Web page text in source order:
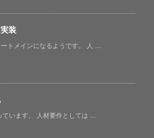
装
トメインになるようです。 人 ...
います。 人材要件としては ...